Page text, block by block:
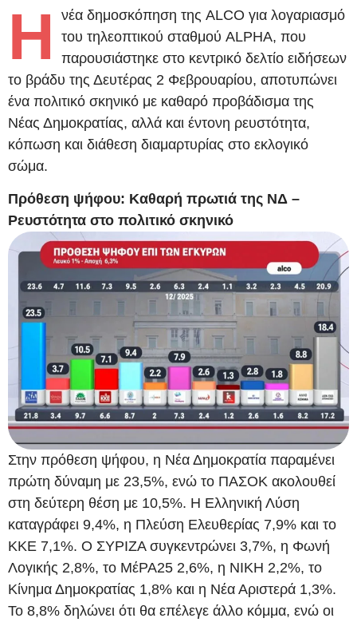
Η
νέα δημοσκόπηση της ALCO για λογαριασμό
του τηλεοπτικού σταθμού ALPHA, που
παρουσιάστηκε στο κεντρικό δελτίο ειδήσεων
το βράδυ της Δευτέρας 2 Φεβρουαρίου, αποτυπώνει
ένα πολιτικό σκηνικό με καθαρό προβάδισμα της
Νέας Δημοκρατίας, αλλά και έντονη ρευστότητα,
κόπωση και διάθεση διαμαρτυρίας στο εκλογικό
σώμα.
Πρόθεση ψήφου: Καθαρή πρωτιά της ΝΔ –
Ρευστότητα στο πολιτικό σκηνικό
Στην πρόθεση ψήφου, η Νέα Δημοκρατία παραμένει
πρώτη δύναμη με 23,5%, ενώ το ΠΑΣΟΚ ακολουθεί
στη δεύτερη θέση με 10,5%. Η Ελληνική Λύση
καταγράφει 9,4%, η Πλεύση Ελευθερίας 7,9% και το
ΚΚΕ 7,1%. Ο ΣΥΡΙΖΑ συγκεντρώνει 3,7%, η Φωνή
Λογικής 2,8%, το ΜέΡΑ25 2,6%, η ΝΙΚΗ 2,2%, το
Κίνημα Δημοκρατίας 1,8% και η Νέα Αριστερά 1,3%.
Το 8,8% δηλώνει ότι θα επέλεγε άλλο κόμμα, ενώ οι